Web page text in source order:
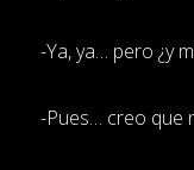
-Ya, ya… pero ¿y
-Pues… creo que